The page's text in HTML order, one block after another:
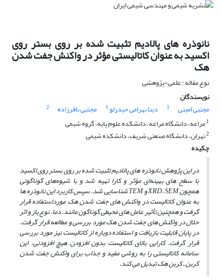
نانوذره های پالادیم تثبیت شده بر روی بستر روی
اکسید به عنوان کاتالیستی مؤثر در واکنش جفت شدن
هک
نوع مقاله : علمی-پژوهشی
نویسندگان
مجتبی امینی
1 دینا بهرامی حیدرلو1 مجتبی باقرزاده
2
1مراغه، دانشگاه مراغه، دانشکده علوم پایه، گروه شیمی
2تهران، دانشگاه صنعتی شریف، دانشکده شیمی
چکیده
در این پژوهش نانوذره‌ های پالادیم تثبیت شده بر روی بستر روی اکسید
با سطح ‌های بهینه‌ای مؤثر و کارا تهیه شد و با شیوه‌های گوناگونی
همچون XRD، SEM و TEM شناسایی شد. سپس کاربرد این نانوذره‌ ها
به عنوان کاتالیست در واکنش‌ های جفت شدن هک مورداستفاده قرار
گرفت و همچنین تأثیر عامل‌ های محیطی گوناگون مانند، دما، نوع باز و اثر
حلال در واکنش ‌های جفت شدن هک مورد بررسی و مطالعه قرار گرفت.
در پایان قابلیت بازیافت و استفاده دوباره از کاتالیست نیز مورد بررسی
قرار گرفت. کارایی بالای کاتالیست بدون افزودن هیچ افزودنی، این
سامانهکاتالیستی را به روشی مفید و جذاب برای واکنشجفت شدن
کربن ـ کربن هک تبدیل می‌ کند.